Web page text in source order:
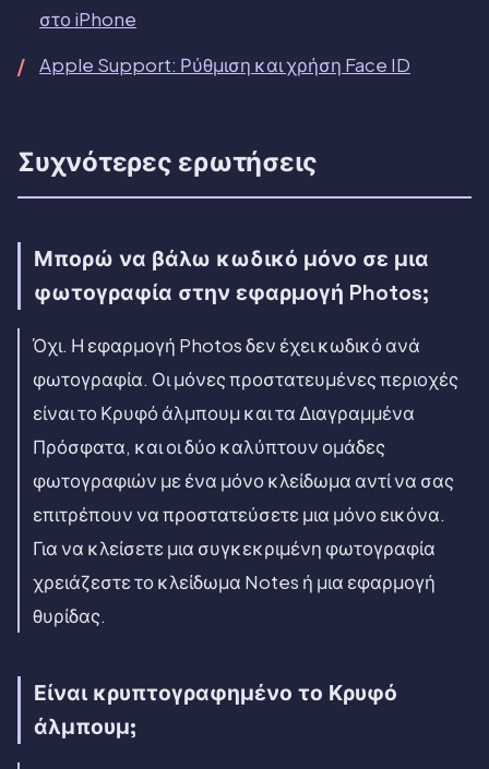
στο iPhone
Apple Support: Ρύθμιση και χρήση Face ID
Συχνότερες ερωτήσεις
Μπορώ να βάλω κωδικό μόνο σε μια
φωτογραφία στην εφαρμογή Photos;
Όχι. Η εφαρμογή Photos δεν έχει κωδικό ανά
φωτογραφία. Οι μόνες προστατευμένες περιοχές
είναι το Κρυφό άλμπουμ και τα Διαγραμμένα
Πρόσφατα, και οι δύο καλύπτουν ομάδες
φωτογραφιών με ένα μόνο κλείδωμα αντί να σας
επιτρέπουν να προστατεύσετε μια μόνο εικόνα.
Για να κλείσετε μια συγκεκριμένη φωτογραφία
χρειάζεστε το κλείδωμα Notes ή μια εφαρμογή
θυρίδας.
Είναι κρυπτογραφημένο το Κρυφό
άλμπουμ;